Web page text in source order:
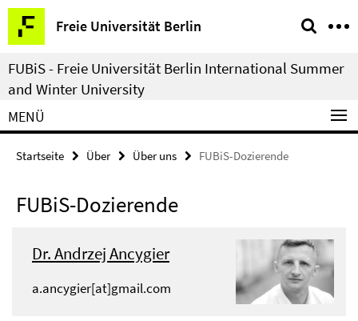
Springe
direkt
zu
Inhalt
Freie Universität Berlin
Service-
Navigation
FUBiS - Freie Universität Berlin International Summer
and Winter University
MENÜ
Startseite Über Über uns FUBiS-Dozierende
FUBiS-Dozierende
Dr. Andrzej Ancygier
a.ancygier[at]gmail.com